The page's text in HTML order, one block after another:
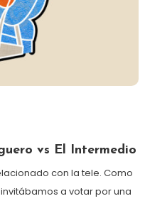
vs El Intermedio
con la tele. Como
a votar por una